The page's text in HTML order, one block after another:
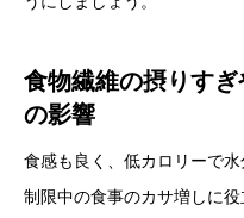
食物繊維の摂りす
の影響
食感も良く、低カロリーで
制限中の食事のカサ増しに役